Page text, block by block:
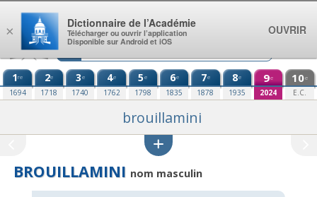
Aller au contenu
1re
1694
2e
1718
3e
1740
4e
1762
5e
1798
6e
1835
7e
1878
8e
1935
9e
2024
10e
E.C.
brouillamini
BROUILLAMINI nom masculin
×
Dictionnaire de l’Académie
Télécharger ou ouvrir l’application
Disponible sur Android et iOS
OUVRIR